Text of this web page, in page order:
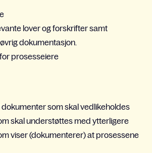
lover og forskrifter samt
dokumentasjon.
prosesseiere
som skal vedlikeholdes
skal understøttes med ytterligere
viser (dokumenterer) at prosessene